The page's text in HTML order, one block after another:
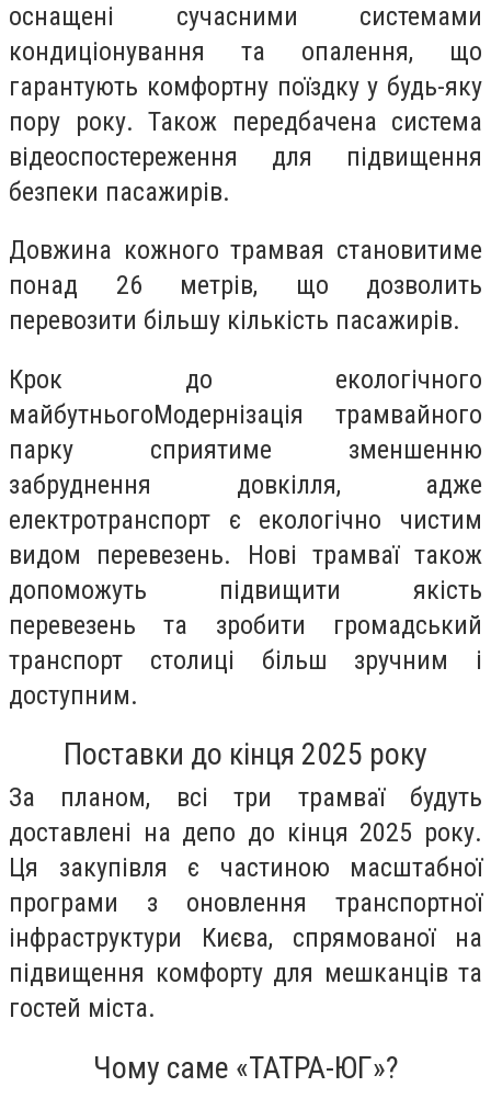
оснащені сучасними системами
кондиціонування та опалення, що
гарантують комфортну поїздку у будь-яку
пору року. Також передбачена система
відеоспостереження для підвищення
безпеки пасажирів.
Довжина кожного трамвая становитиме
понад 26 метрів, що дозволить
перевозити більшу кількість пасажирів.
Крок до екологічного
майбутньогоМодернізація трамвайного
парку сприятиме зменшенню
забруднення довкілля, адже
електротранспорт є екологічно чистим
видом перевезень. Нові трамваї також
допоможуть підвищити якість
перевезень та зробити громадський
транспорт столиці більш зручним і
доступним.
Поставки до кінця 2025 року
За планом, всі три трамваї будуть
доставлені на депо до кінця 2025 року.
Ця закупівля є частиною масштабної
програми з оновлення транспортної
інфраструктури Києва, спрямованої на
підвищення комфорту для мешканців та
гостей міста.
Чому саме «ТАТРА-ЮГ»?